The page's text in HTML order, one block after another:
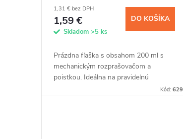
o
k
1,31 € bez DPH
1,59 €
Skladom >5 ks
DO KOŠÍKA
Prázdna fľaška s obsahom 200 ml s
mechanickým rozprašovačom a
poistkou. Ideálna na pravidelnú
Kód:629